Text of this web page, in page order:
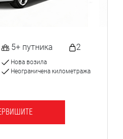
5+ путника 2
Нова возила
Неограничена километража